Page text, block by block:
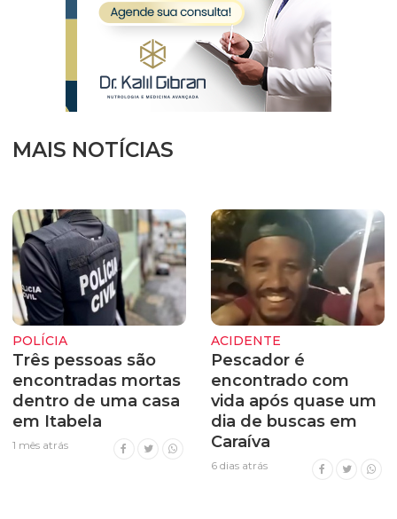
MAIS NOTÍCIAS
POLÍCIA
Três pessoas são
encontradas mortas
dentro de uma casa
em Itabela
1 mês atrás
ACIDENTE
Pescador é
encontrado com
vida após quase um
dia de buscas em
Caraíva
6 dias atrás